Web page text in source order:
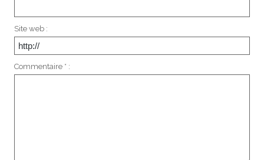
Site web :
Commentaire * :